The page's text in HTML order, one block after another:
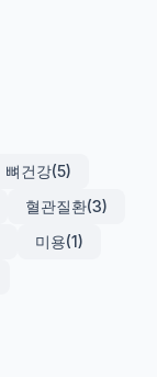
뼈건강(5)
혈관질환(3)
미용(1)